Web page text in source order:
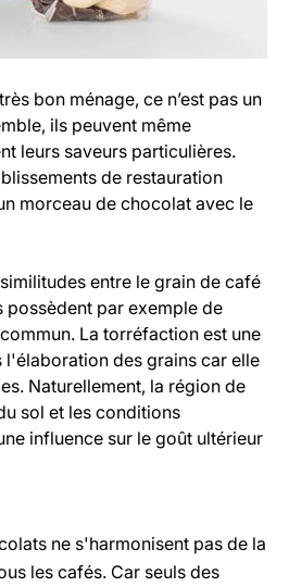
bon ménage, ce n’est pas un
ils peuvent même
leurs saveurs particulières.
de restauration
morceau de chocolat avec le
entre le grain de café
possèdent par exemple de
La torréfaction est une
l'élaboration des grains car elle
Naturellement, la région de
sol et les conditions
influence sur le goût ultérieur
ne s'harmonisent pas de la
les cafés. Car seuls des